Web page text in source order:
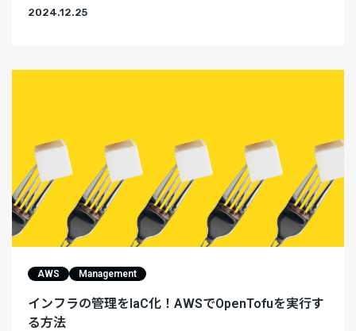
2024.12.25
AWS Management
インフラの管理をIaC化！AWSでOpenTofuを実行す
る方法